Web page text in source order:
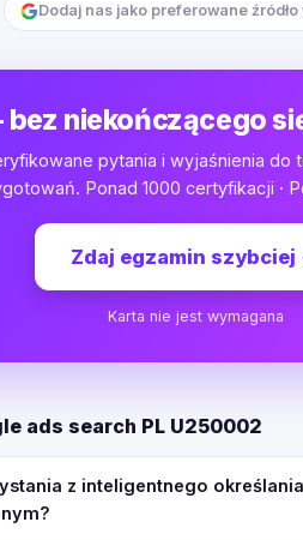
Dodaj nas jako preferowane źródło
niekończącego
pytania i wyjaśnienia do
Ponad 1000 certyfikacji ·
Zdaj egzamin szybciej
Karta nie jest wymagana
ads search PL U250002
z inteligentnego